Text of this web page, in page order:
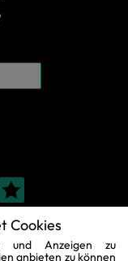
Cookies
und Anzeigen zu
anbieten zu können